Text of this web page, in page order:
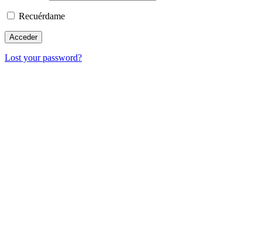
Recuérdame
Lost your password?